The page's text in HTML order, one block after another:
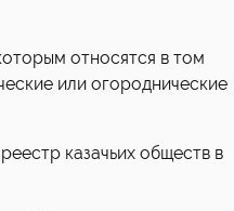
относятся в том
или огороднические
казачьих обществ в